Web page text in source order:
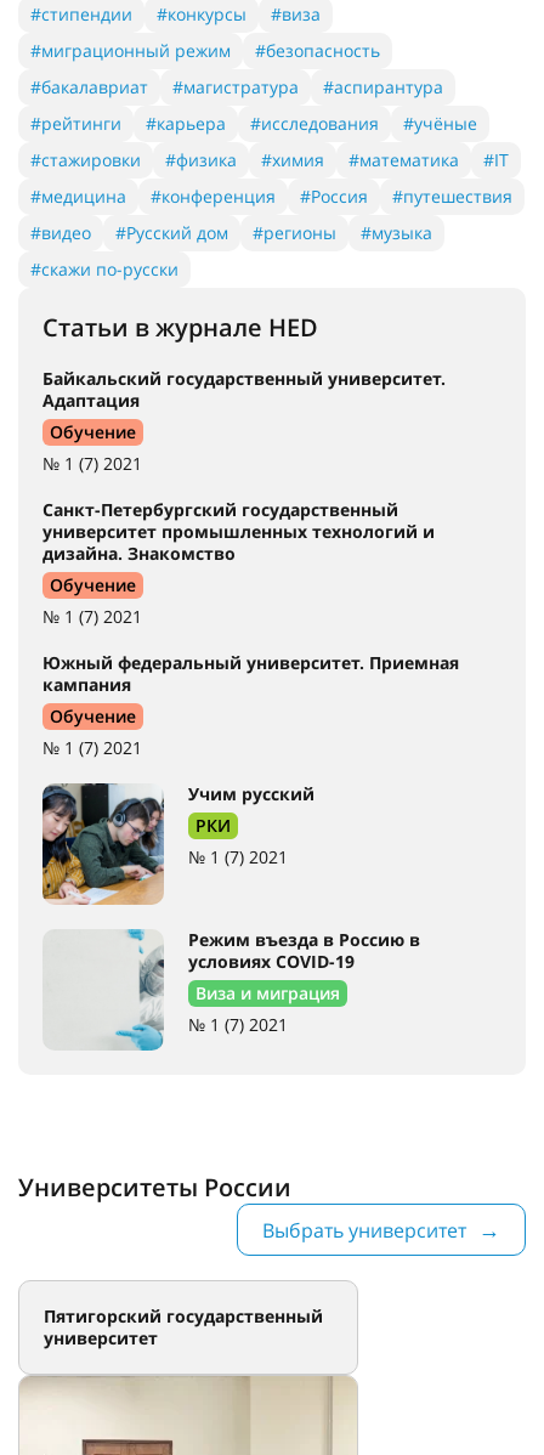
#стипендии
#конкурсы
#виза
#миграционный режим
#безопасность
#бакалавриат
#магистратура
#аспирантура
#рейтинги
#карьера #исследования
#учёные
#стажировки
#физика #химия #математика
#IT
#медицина
#конференция #Россия
#путешествия
#видео
#Русский дом #регионы
#музыка
#скажи по-русски
Статьи в журнале HED
Байкальский государственный университет.
Адаптация
Обучение
№ 1 (7) 2021
Санкт-Петербургский государственный
университет промышленных технологий и
дизайна. Знакомство
Обучение
№ 1 (7) 2021
Южный федеральный университет. Приемная
кампания
Обучение
№ 1 (7) 2021
Учим русский
РКИ
№ 1 (7) 2021
Режим въезда в Россию в
условиях COVID-19
Виза и миграция
№ 1 (7) 2021
Университеты России
Выбрать университет
Пятигорский государственный
университет